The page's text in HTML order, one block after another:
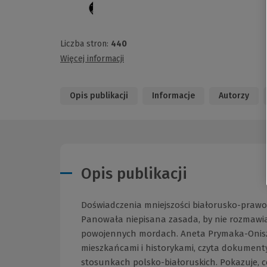
Liczba stron: 440
Więcej informacji
Opis publikacji Informacje Autorzy
Opis publikacji
Doświadczenia mniejszości białorusko-
Panowała niepisana zasada, by nie
powojennych mordach. Aneta Prymaka-
mieszkańcami i historykami, czyta
stosunkach polsko-białoruskich. Pokazuje,